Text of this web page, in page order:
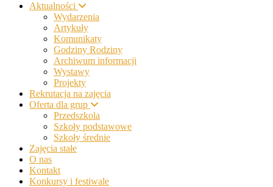
Aktualności
Wydarzenia
Artykuły
Komunikaty
Godziny Rodziny
Archiwum informacji
Wystawy
Projekty
Rekrutacja na zajęcia
Oferta dla grup
Przedszkola
Szkoły podstawowe
Szkoły średnie
Zajęcia stałe
O nas
Kontakt
Konkursy i festiwale